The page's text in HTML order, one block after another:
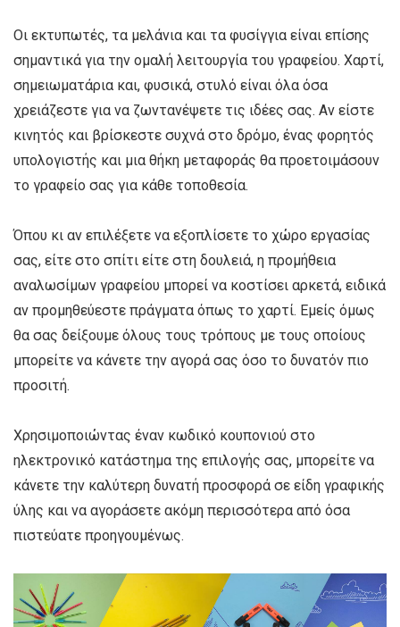
Οι εκτυπωτές, τα μελάνια και τα φυσίγγια είναι επίσης
σημαντικά για την ομαλή λειτουργία του γραφείου. Χαρτί,
σημειωματάρια και, φυσικά, στυλό είναι όλα όσα
χρειάζεστε για να ζωντανέψετε τις ιδέες σας. Αν είστε
κινητός και βρίσκεστε συχνά στο δρόμο, ένας φορητός
υπολογιστής και μια θήκη μεταφοράς θα προετοιμάσουν
το γραφείο σας για κάθε τοποθεσία.
Όπου κι αν επιλέξετε να εξοπλίσετε το χώρο εργασίας
σας, είτε στο σπίτι είτε στη δουλειά, η προμήθεια
αναλωσίμων γραφείου μπορεί να κοστίσει αρκετά, ειδικά
αν προμηθεύεστε πράγματα όπως το χαρτί. Εμείς όμως
θα σας δείξουμε όλους τους τρόπους με τους οποίους
μπορείτε να κάνετε την αγορά σας όσο το δυνατόν πιο
προσιτή.
Χρησιμοποιώντας έναν κωδικό κουπονιού στο
ηλεκτρονικό κατάστημα της επιλογής σας, μπορείτε να
κάνετε την καλύτερη δυνατή προσφορά σε είδη γραφικής
ύλης και να αγοράσετε ακόμη περισσότερα από όσα
πιστεύατε προηγουμένως.